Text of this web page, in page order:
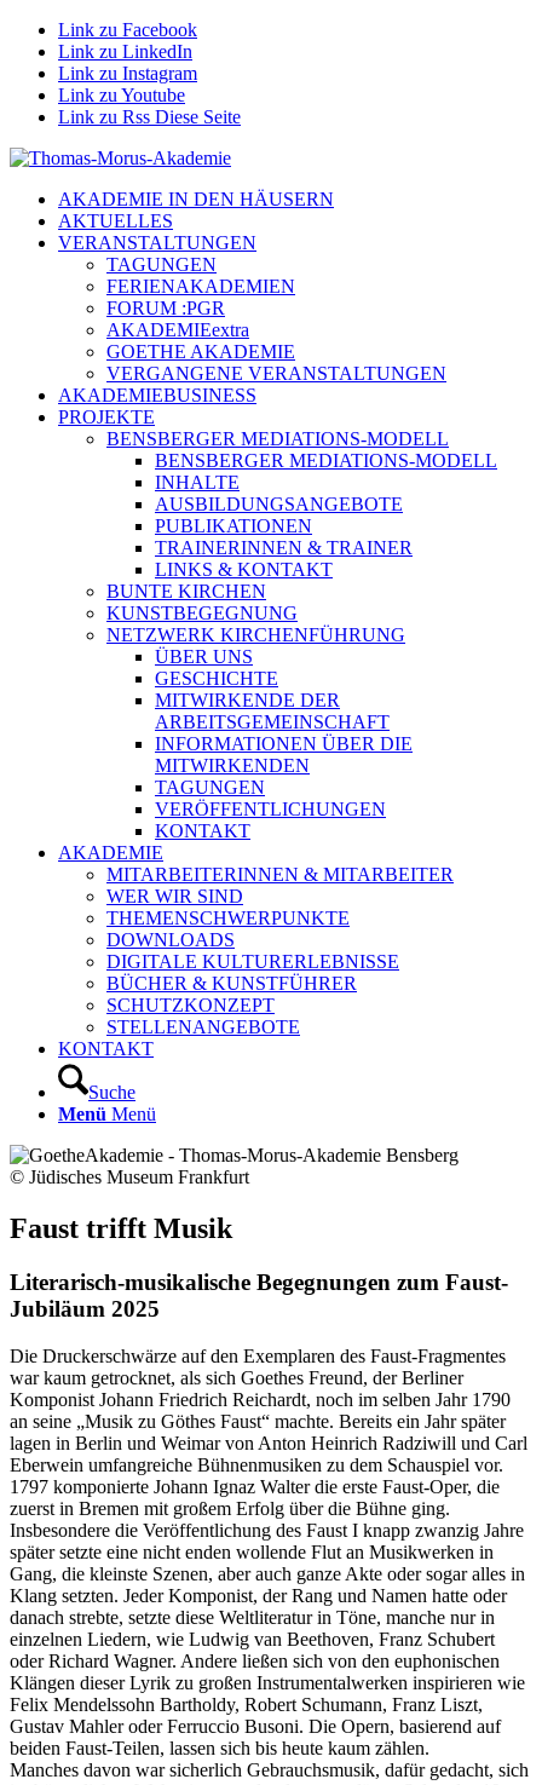
Link zu Facebook
Link zu LinkedIn
Link zu Instagram
Link zu Youtube
Link zu Rss Diese Seite
AKADEMIE IN DEN HÄUSERN
AKTUELLES
VERANSTALTUNGEN
TAGUNGEN
FERIENAKADEMIEN
FORUM :PGR
AKADEMIEextra
GOETHE AKADEMIE
VERGANGENE VERANSTALTUNGEN
AKADEMIEBUSINESS
PROJEKTE
BENSBERGER MEDIATIONS-MODELL
BENSBERGER MEDIATIONS-MODELL
INHALTE
AUSBILDUNGSANGEBOTE
PUBLIKATIONEN
TRAINERINNEN & TRAINER
LINKS & KONTAKT
BUNTE KIRCHEN
KUNSTBEGEGNUNG
NETZWERK KIRCHENFÜHRUNG
ÜBER UNS
GESCHICHTE
MITWIRKENDE DER
ARBEITSGEMEINSCHAFT
INFORMATIONEN ÜBER DIE
MITWIRKENDEN
TAGUNGEN
VERÖFFENTLICHUNGEN
KONTAKT
AKADEMIE
MITARBEITERINNEN & MITARBEITER
WER WIR SIND
THEMENSCHWERPUNKTE
DOWNLOADS
DIGITALE KULTURERLEBNISSE
BÜCHER & KUNSTFÜHRER
SCHUTZKONZEPT
STELLENANGEBOTE
KONTAKT
Suche
Menü Menü
© Jüdisches Museum Frankfurt
Faust trifft Musik
Literarisch-musikalische Begegnungen zum Faust-
Jubiläum 2025
Die Druckerschwärze auf den Exemplaren des Faust-Fragmentes
war kaum getrocknet, als sich Goethes Freund, der Berliner
Komponist Johann Friedrich Reichardt, noch im selben Jahr 1790
an seine „Musik zu Göthes Faust“ machte. Bereits ein Jahr später
lagen in Berlin und Weimar von Anton Heinrich Radziwill und Carl
Eberwein umfangreiche Bühnenmusiken zu dem Schauspiel vor.
1797 komponierte Johann Ignaz Walter die erste Faust-Oper, die
zuerst in Bremen mit großem Erfolg über die Bühne ging.
Insbesondere die Veröffentlichung des Faust I knapp zwanzig Jahre
später setzte eine nicht enden wollende Flut an Musikwerken in
Gang, die kleinste Szenen, aber auch ganze Akte oder sogar alles in
Klang setzten. Jeder Komponist, der Rang und Namen hatte oder
danach strebte, setzte diese Weltliteratur in Töne, manche nur in
einzelnen Liedern, wie Ludwig van Beethoven, Franz Schubert
oder Richard Wagner. Andere ließen sich von den euphonischen
Klängen dieser Lyrik zu großen Instrumentalwerken inspirieren wie
Felix Mendelssohn Bartholdy, Robert Schumann, Franz Liszt,
Gustav Mahler oder Ferruccio Busoni. Die Opern, basierend auf
beiden Faust-Teilen, lassen sich bis heute kaum zählen.
Manches davon war sicherlich Gebrauchsmusik, dafür gedacht, sich